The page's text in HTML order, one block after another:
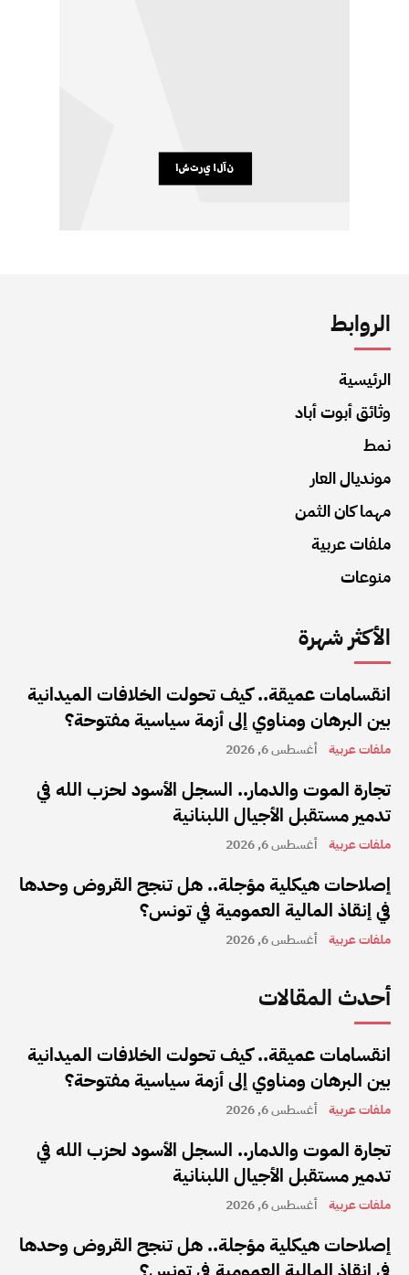
الروابط
الرئيسية
وثائق أبوت أباد
نمط
مونديال العار
مهما كان الثمن
ملفات عربية
منوعات
الأكثر شهرة
انقسامات عميقة.. كيف تحولت الخلافات الميدانية
بين البرهان ومناوي إلى أزمة سياسية مفتوحة؟
ملفات عربية أغسطس 6, 2026
تجارة الموت والدمار.. السجل الأسود لحزب الله في
تدمير مستقبل الأجيال اللبنانية
ملفات عربية أغسطس 6, 2026
إصلاحات هيكلية مؤجلة.. هل تنجح القروض وحدها
في إنقاذ المالية العمومية في تونس؟
ملفات عربية أغسطس 6, 2026
أحدث المقالات
انقسامات عميقة.. كيف تحولت الخلافات الميدانية
بين البرهان ومناوي إلى أزمة سياسية مفتوحة؟
ملفات عربية أغسطس 6, 2026
تجارة الموت والدمار.. السجل الأسود لحزب الله في
تدمير مستقبل الأجيال اللبنانية
ملفات عربية أغسطس 6, 2026
إصلاحات هيكلية مؤجلة.. هل تنجح القروض وحدها